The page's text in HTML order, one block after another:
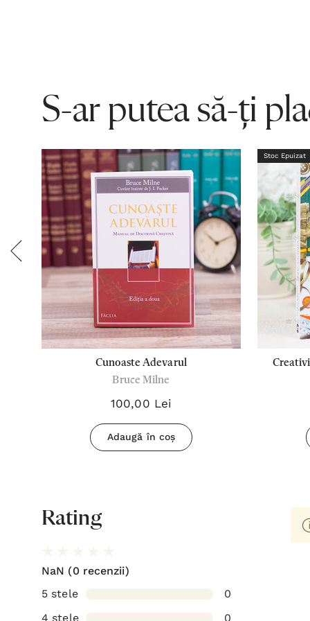
S-ar putea să-ți
Cunoaste Adevarul
Bruce Milne
100,00 Lei
Adaugă în coș
Stoc Epuizat
Rating
NaN (0 recenzii)
5 stele
0
4 stele
0